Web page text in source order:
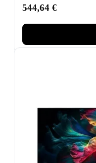
544,64 €